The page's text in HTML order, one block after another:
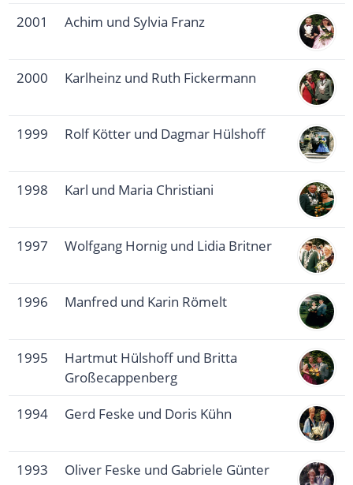
2001 Achim und Sylvia Franz
2000 Karlheinz und Ruth Fickermann
1999 Rolf Kötter und Dagmar Hülshoff
1998 Karl und Maria Christiani
1997 Wolfgang Hornig und Lidia Britner
1996 Manfred und Karin Römelt
1995
Hartmut Hülshoff und Britta
Großecappenberg
1994
Gerd Feske und Doris Kühn
1993 Oliver Feske und Gabriele Günter